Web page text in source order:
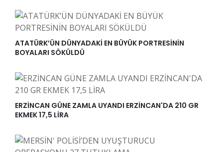
ATATÜRK’ÜN DÜNYADAKİ EN BÜYÜK PORTRESİNİN
BOYALARI SÖKÜLDÜ
ERZİNCAN GÜNE ZAMLA UYANDI ERZİNCAN'DA 210 GR
EKMEK 17,5 LİRA